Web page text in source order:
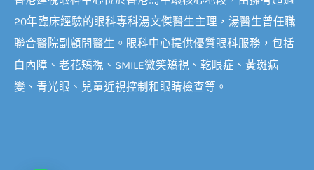
20年臨床經驗的眼科專科湯文傑醫生主理，湯醫生曾任職
聯合醫院副顧問醫生。眼科中心提供優質眼科服務，包括
白內障、老花矯視、SMILE微笑矯視、乾眼症、黃斑病
變、青光眼、兒童近視控制和眼睛檢查等。